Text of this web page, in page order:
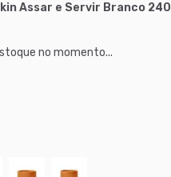
Assar e Servir Branco 240
no momento...